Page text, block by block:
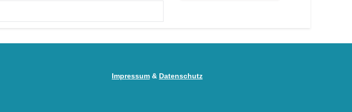
Impressum& Datenschutz